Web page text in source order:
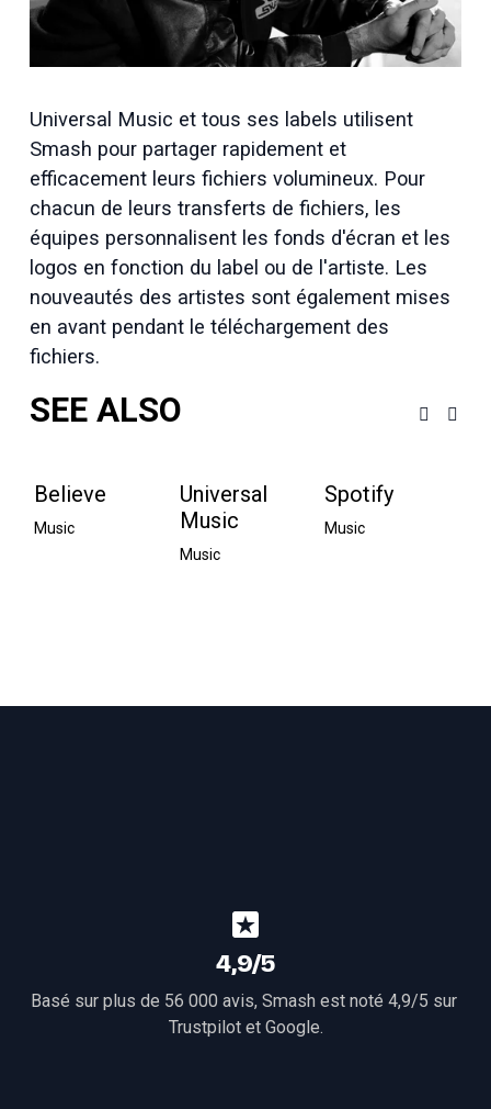
l
e
e
l
e
Universal Music et tous ses labels utilisent
Smash pour partager rapidement et
efficacement leurs fichiers volumineux. Pour
chacun de leurs transferts de fichiers, les
équipes personnalisent les fonds d'écran et les
logos en fonction du label ou de l'artiste. Les
nouveautés des artistes sont également mises
en avant pendant le téléchargement des
fichiers.
SEE ALSO
Believe
Music
Universal
Music
Music
Spotify
Music
4,9/5
Basé sur plus de 56 000 avis, Smash est noté 4,9/5 sur
Trustpilot et Google.